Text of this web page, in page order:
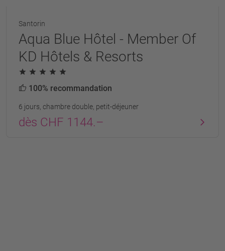
Santorin
Aqua Blue Hôtel - Member Of
KD Hôtels & Resorts
100% recommandation
6 jours, chambre double, petit-déjeuner
dès CHF 1144.–